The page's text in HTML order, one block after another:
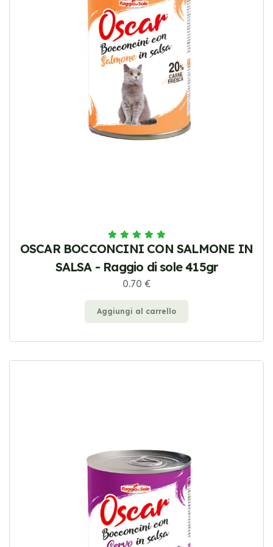
OSCAR BOCCONCINI CON SALMONE IN
SALSA - Raggio di sole 415gr
0.70 €
Aggiungi al carrello